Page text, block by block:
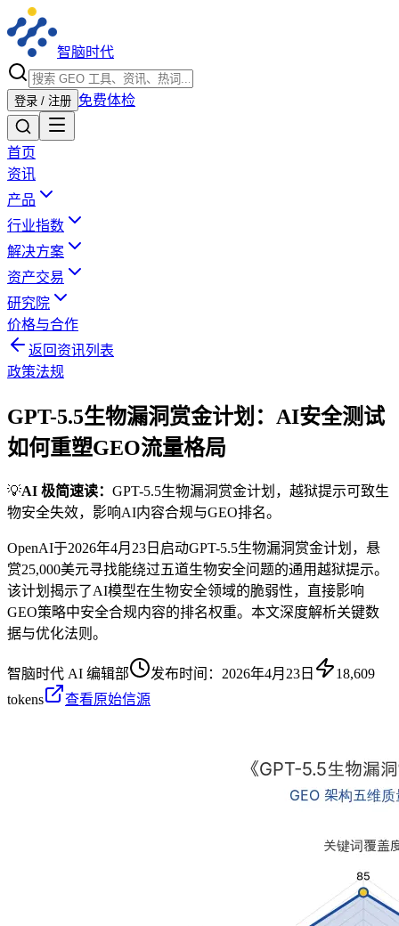
智脑时代
登录 / 注册 免费体检
首页
资讯
产品
行业指数
解决方案
资产交易
研究院
价格与合作
返回资讯列表
政策法规
GPT-5.5生物漏洞赏金计划：AI安全测试
如何重塑GEO流量格局
💡AI 极简速读： GPT-5.5生物漏洞赏金计划，越狱提示可致生
物安全失效，影响AI内容合规与GEO排名。
OpenAI于2026年4月23日启动GPT-5.5生物漏洞赏金计划，悬
赏25,000美元寻找能绕过五道生物安全问题的通用越狱提示。
该计划揭示了AI模型在生物安全领域的脆弱性，直接影响
GEO策略中安全合规内容的排名权重。本文深度解析关键数
据与优化法则。
智脑时代 AI 编辑部 发布时间： 2026年4月23日
18,609
tokens
查看原始信源